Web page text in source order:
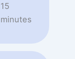
15
minutes